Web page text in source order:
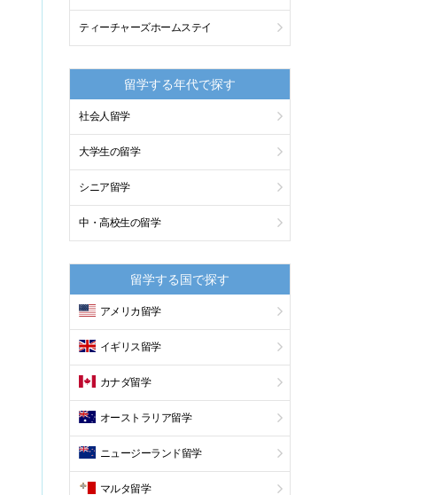
ティーチャーズホームステイ
留学する年代で探す
社会人留学
大学生の留学
シニア留学
中・高校生の留学
留学する国で探す
アメリカ留学
イギリス留学
カナダ留学
オーストラリア留学
ニュージーランド留学
マルタ留学